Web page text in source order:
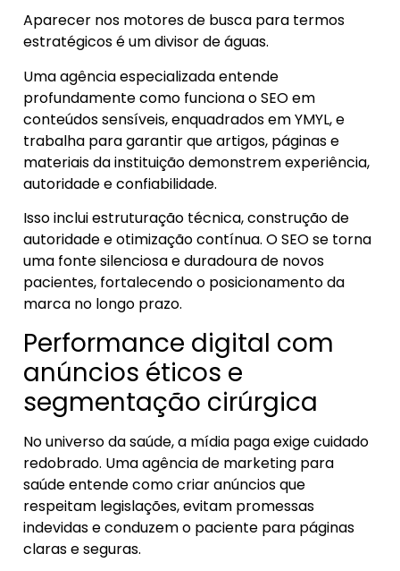
Aparecer nos motores de busca para termos
estratégicos é um divisor de águas.
Uma agência especializada entende
profundamente como funciona o SEO em
conteúdos sensíveis, enquadrados em YMYL, e
trabalha para garantir que artigos, páginas e
materiais da instituição demonstrem experiência,
autoridade e confiabilidade.
Isso inclui estruturação técnica, construção de
autoridade e otimização contínua. O SEO se torna
uma fonte silenciosa e duradoura de novos
pacientes, fortalecendo o posicionamento da
marca no longo prazo.
Performance digital com
anúncios éticos e
segmentação cirúrgica
No universo da saúde, a mídia paga exige cuidado
redobrado. Uma agência de marketing para
saúde entende como criar anúncios que
respeitam legislações, evitam promessas
indevidas e conduzem o paciente para páginas
claras e seguras.